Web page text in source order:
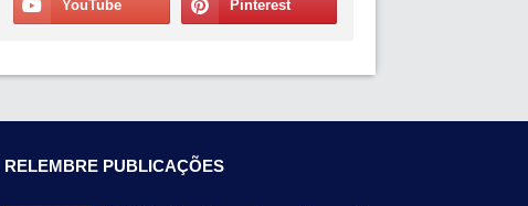
RELEMBRE PUBLICAÇÕES